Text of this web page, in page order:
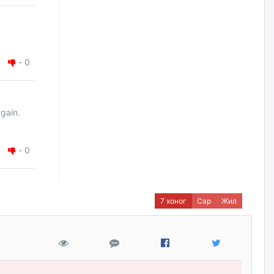
- 0
- 0
АИ-92 шатахууны нийлүүлэлт
уржигдар
7 хоног Сар Жил